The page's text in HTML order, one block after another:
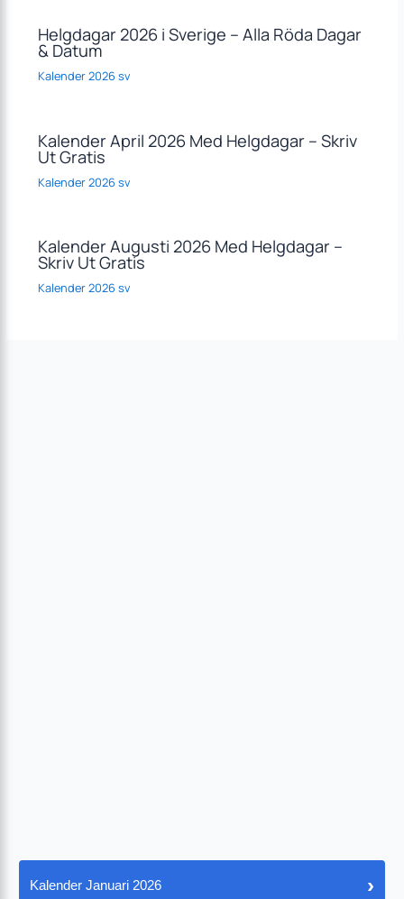
Helgdagar 2026 i Sverige – Alla Röda Dagar
& Datum
Kalender 2026 sv
Kalender April 2026 Med Helgdagar – Skriv
Ut Gratis
Kalender 2026 sv
Kalender Augusti 2026 Med Helgdagar –
Skriv Ut Gratis
Kalender 2026 sv
Kalender Januari 2026 ›